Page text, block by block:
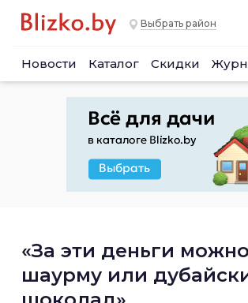
Выбрать район
Новости Каталог Скидки
«За эти деньги
шаурму или